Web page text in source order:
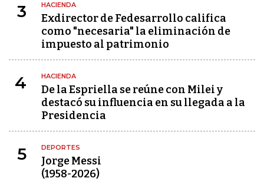
3 HACIENDA
Exdirector de Fedesarrollo califica
como "necesaria" la eliminación de
impuesto al patrimonio
4 HACIENDA
De la Espriella se reúne con Milei y
destacó su influencia en su llegada a la
Presidencia
5 DEPORTES
Jorge Messi
(1958-2026)